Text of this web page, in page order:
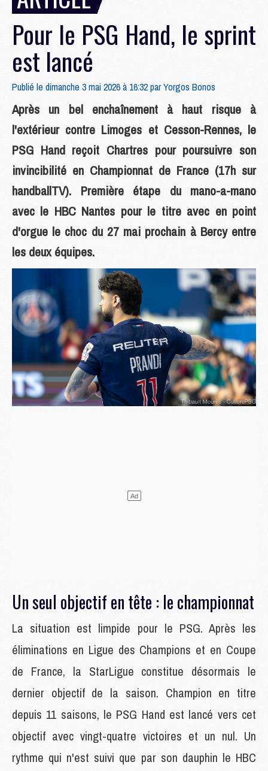
Pour le PSG Hand, le sprint
est lancé
Publié le dimanche 3 mai 2026 à 16:32 parYorgos Bonos
Après un bel enchaînement à haut risque à
l'extérieur contre Limoges et Cesson-Rennes, le
PSG Hand reçoit Chartres pour poursuivre son
invincibilité en Championnat de France (17h sur
handballTV). Première étape du mano-a-mano
avec le HBC Nantes pour le titre avec en point
d'orgue le choc du 27 mai prochain à Bercy entre
les deux équipes.
Un seul objectif en tête : le championnat
La situation est limpide pour le PSG. Après les
éliminations en Ligue des Champions et en Coupe
de France, la StarLigue constitue désormais le
dernier objectif de la saison. Champion en titre
depuis 11 saisons, le PSG Hand est lancé vers cet
objectif avec vingt-quatre victoires et un nul. Un
rythme qui n'est suivi que par son dauphin le HBC